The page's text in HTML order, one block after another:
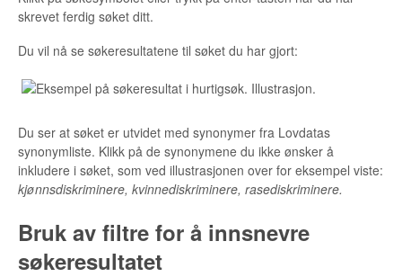
skrevet ferdig søket ditt.
Du vil nå se søkeresultatene til søket du har gjort:
Du ser at søket er utvidet med synonymer fra Lovdatas
synonymliste. Klikk på de synonymene du ikke ønsker å
inkludere i søket, som ved illustrasjonen over for eksempel viste:
kjønnsdiskriminere, kvinnediskriminere, rasediskriminere.
Bruk av filtre for å innsnevre
søkeresultatet